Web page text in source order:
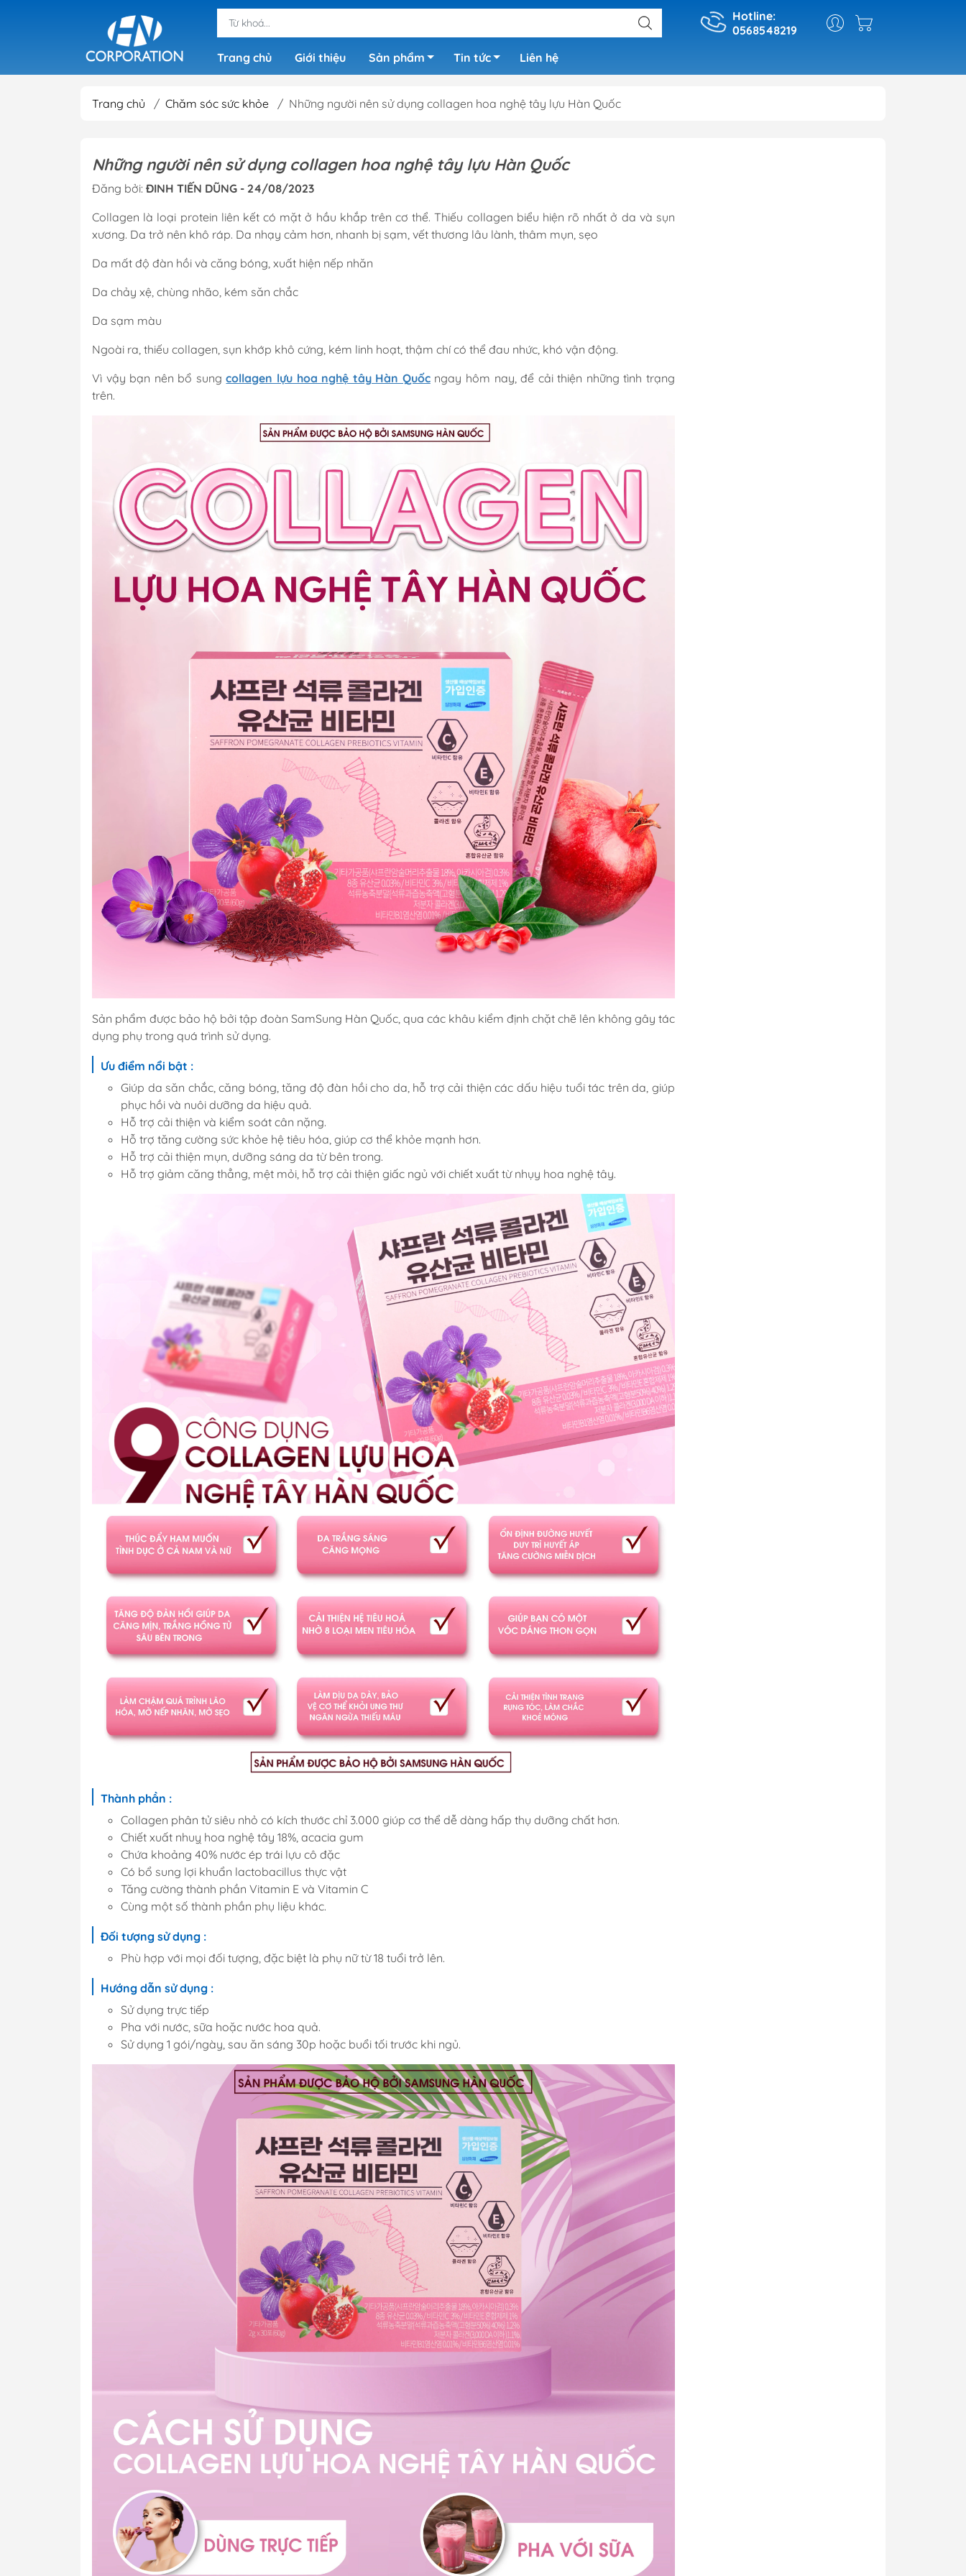
Hotline:
0568548219
Trang chủ
Giới thiệu Sản phẩm Tin tức Liên hệ
Trang chủ / Chăm sóc sức khỏe / Những người nên sử dụng collagen hoa nghệ tây lựu Hàn Quốc
Những người nên sử dụng collagen hoa nghệ tây lựu Hàn Quốc
Đăng bởi: ĐINH TIẾN DŨNG - 24/08/2023
Collagen là loại protein liên kết có mặt ở hầu khắp trên cơ thể. Thiếu collagen biểu hiện rõ nhất ở da và sụn
xương. Da trở nên khô ráp. Da nhạy cảm hơn, nhanh bị sạm, vết thương lâu lành, thâm mụn, sẹo
Da mất độ đàn hồi và căng bóng, xuất hiện nếp nhăn
Da chảy xệ, chùng nhão, kém săn chắc
Da sạm màu
Ngoài ra, thiếu collagen, sụn khớp khô cứng, kém linh hoạt, thậm chí có thể đau nhức, khó vận động.
Vì vậy bạn nên bổ sungcollagen lựu hoa nghệ tây Hàn Quốcngay hôm nay, để cải thiện những tình trạng
trên.
Sản phẩm được bảo hộ bởi tập đoàn SamSung Hàn Quốc, qua các khâu kiểm định chặt chẽ lên không gây tác
dụng phụ trong quá trình sử dụng.
Ưu điểm nổi bật :
Giúp da săn chắc, căng bóng, tăng độ đàn hồi cho da, hỗ trợ cải thiện các dấu hiệu tuổi tác trên da, giúp
phục hồi và nuôi dưỡng da hiệu quả.
Hỗ trợ cải thiện và kiểm soát cân nặng.
Hỗ trợ tăng cường sức khỏe hệ tiêu hóa, giúp cơ thể khỏe mạnh hơn.
Hỗ trợ cải thiện mụn, dưỡng sáng da từ bên trong.
Hỗ trợ giảm căng thẳng, mệt mỏi, hỗ trợ cải thiện giấc ngủ với chiết xuất từ nhụy hoa nghệ tây.
Thành phần :
Collagen phân tử siêu nhỏ có kích thước chỉ 3.000 giúp cơ thể dễ dàng hấp thụ dưỡng chất hơn.
Chiết xuất nhuỵ hoa nghệ tây 18%, acacia gum
Chứa khoảng 40% nước ép trái lựu cô đặc
Có bổ sung lợi khuẩn lactobacillus thực vật
Tăng cường thành phần Vitamin E và Vitamin C
Cùng một số thành phần phụ liệu khác.
Đối tượng sử dụng :
Phù hợp với mọi đối tượng, đặc biệt là phụ nữ từ 18 tuổi trở lên.
Hướng dẫn sử dụng :
Sử dụng trực tiếp
Pha với nước, sữa hoặc nước hoa quả.
Sử dụng 1 gói/ngày, sau ăn sáng 30p hoặc buổi tối trước khi ngủ.